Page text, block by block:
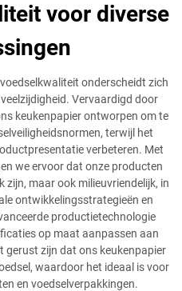
voor diverse
onderscheidt zich
Vervaardigd door
keukenpapier ontworpen om te
terwijl het
verbeteren. Met
we ervoor dat onze producten
zijn, maar ook milieuvriendelijk, in
ontwikkelingsstrategieën en
productietechnologie
op maat aanpassen aan
gerust zijn dat ons keukenpapier
waardoor het ideaal is voor
en voedselverpakkingen.